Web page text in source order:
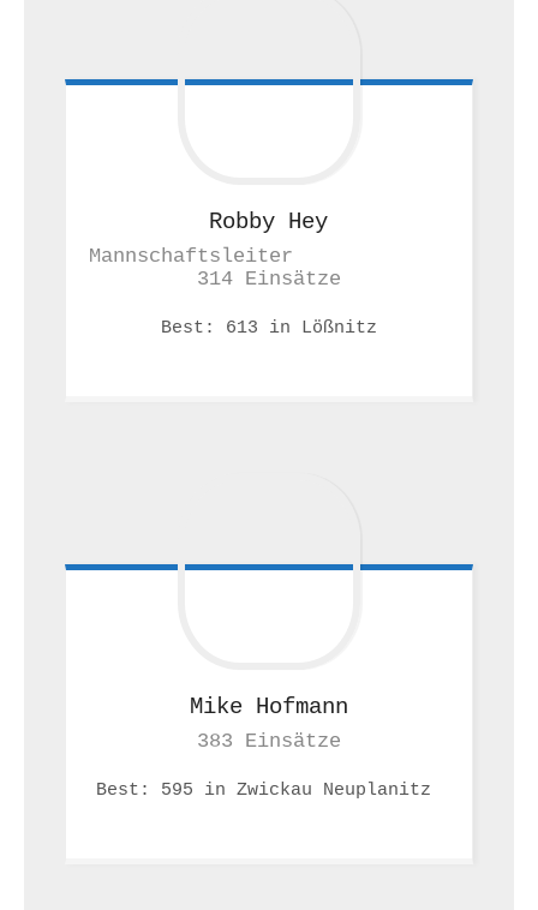
Robby Hey
Mannschaftsleiter
314 Einsätze
Best: 613 in Lößnitz
Mike Hofmann
383 Einsätze
Best: 595 in Zwickau Neuplanitz